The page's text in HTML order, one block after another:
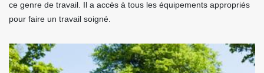
ce genre de travail. Il a accès à tous les équipements appropriés
pour faire un travail soigné.